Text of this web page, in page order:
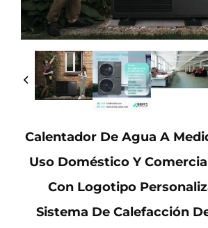
Calentador De Agua A
Uso Doméstico Y
Con Logotipo
Sistema De Calefacción